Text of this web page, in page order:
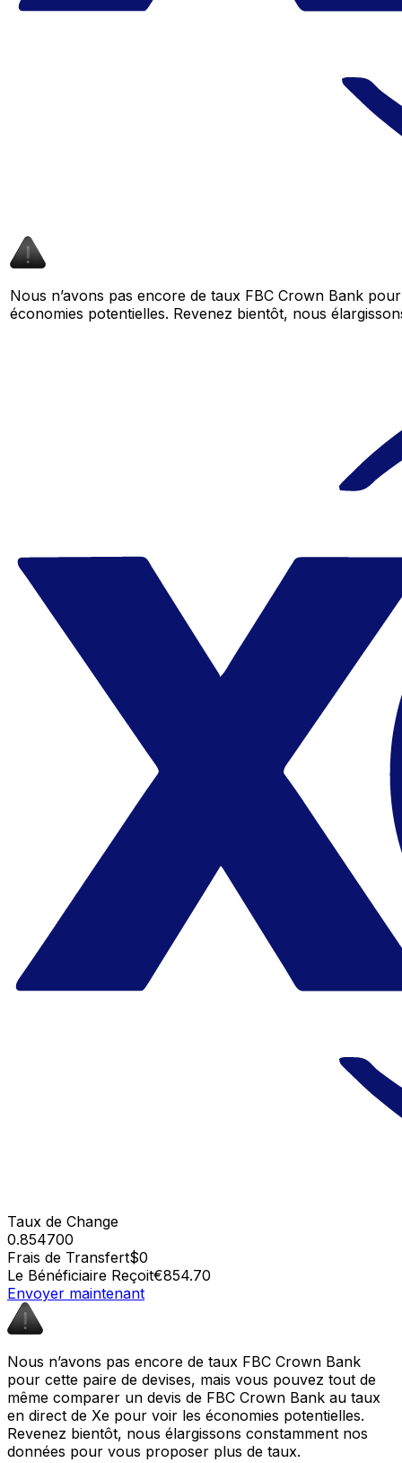
Nous n’avons pas encore de taux FBC Crown Bank
économies potentielles. Revenez bientôt, nous
Taux de Change
0.854700
Frais de Transfert$0
Le Bénéficiaire Reçoit€854.70
Envoyer maintenant
Nous n’avons pas encore de taux FBC Crown Bank
pour cette paire de devises, mais vous pouvez tout de
même comparer un devis de FBC Crown Bank au taux
en direct de Xe pour voir les économies potentielles.
Revenez bientôt, nous élargissons constamment nos
données pour vous proposer plus de taux.